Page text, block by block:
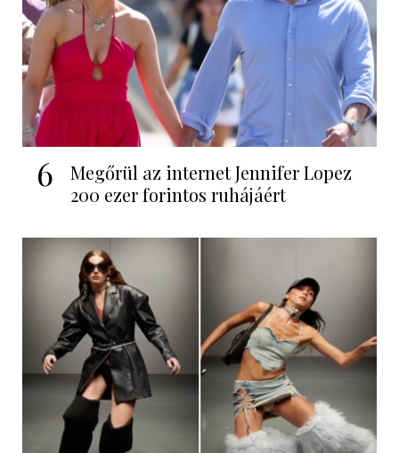
6
Megőrül az internet Jennifer Lopez
200 ezer forintos ruhájáért